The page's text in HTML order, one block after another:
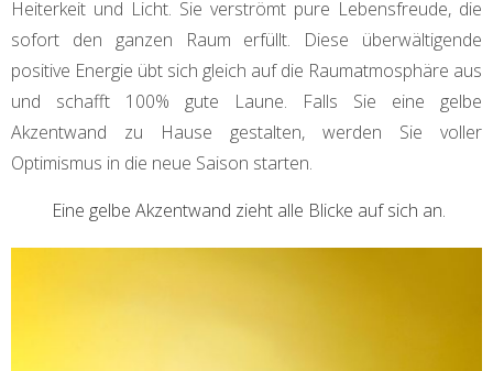
Heiterkeit und Licht. Sie verströmt pure Lebensfreude, die
sofort den ganzen Raum erfüllt. Diese überwältigende
positive Energie übt sich gleich auf die Raumatmosphäre aus
und schafft 100% gute Laune. Falls Sie eine gelbe
Akzentwand zu Hause gestalten, werden Sie voller
Optimismus in die neue Saison starten.
Eine gelbe Akzentwand zieht alle Blicke auf sich an.